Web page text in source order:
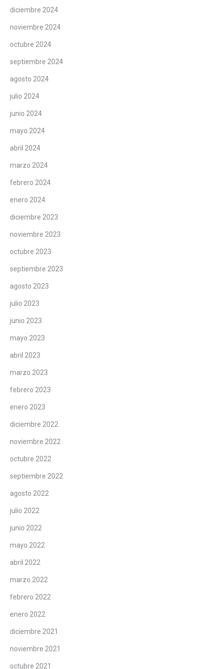
diciembre 2024
noviembre 2024
octubre 2024
septiembre 2024
agosto 2024
julio 2024
junio 2024
mayo 2024
abril 2024
marzo 2024
febrero 2024
enero 2024
diciembre 2023
noviembre 2023
octubre 2023
septiembre 2023
agosto 2023
julio 2023
junio 2023
mayo 2023
abril 2023
marzo 2023
febrero 2023
enero 2023
diciembre 2022
noviembre 2022
octubre 2022
septiembre 2022
agosto 2022
julio 2022
junio 2022
mayo 2022
abril 2022
marzo 2022
febrero 2022
enero 2022
diciembre 2021
noviembre 2021
octubre 2021